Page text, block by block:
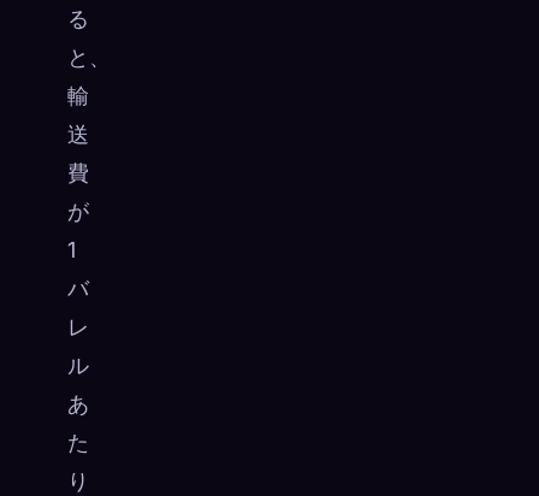
る
と、
輸
送
費
が
1
バ
レ
ル
あ
た
り